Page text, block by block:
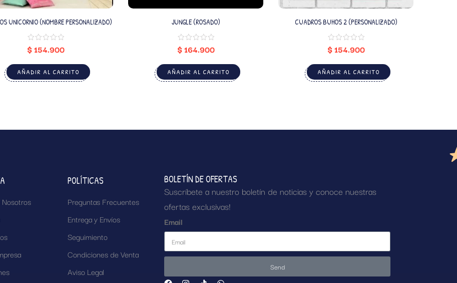
UNICORNIO (NOMBRE PERSONALIZADO)
$154.900
AÑADIR AL CARRITO
JUNGLE (ROSADO)
$164.900
AÑADIR AL CARRITO
CUADROS BUHOS 2 (PERSONALIZADO)
$154.900
AÑADIR AL CARRITO
POLÍTICAS
Preguntas Frecuentes
Entrega y Envíos
Seguimiento
Condiciones de Venta
Aviso Legal
BOLETÍN DE OFERTAS
Suscríbete a nuestro boletín de noticias y conoce nuestras
ofertas exclusivas!
Email
Send